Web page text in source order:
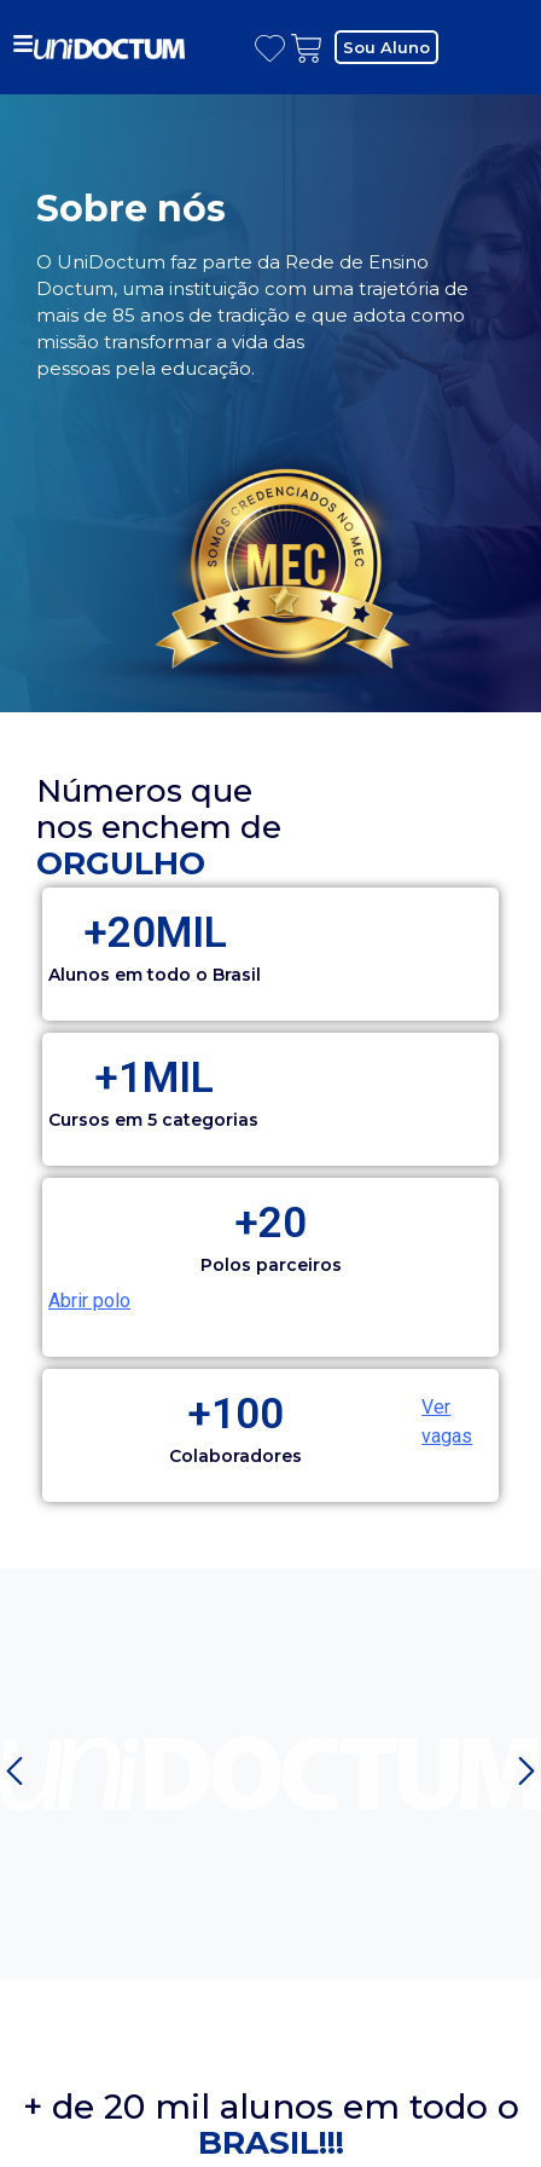
Sou Aluno
Sobre nós
O UniDoctum faz parte da Rede de Ensino
Doctum, uma instituição com uma trajetória de
mais de 85 anos de tradição e que adota como
missão transformar a vida das
pessoas pela educação.
Números que
nos enchem de
ORGULHO
+20MIL
Alunos em todo o Brasil
+1MIL
Cursos em 5 categorias
+20
Polos parceiros
Abrir polo
+100
Colaboradores
Ver
vagas
décadas de história, temos
+ de 20 mil alunos em todo o
BRASIL!!!